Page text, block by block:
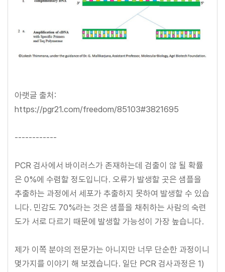
아랫글 출처:
https://pgr21.com/freedom/85103#3821695
------------
PCR 검사에서 바이러스가 존재하는데 검출이 않 될 확률
은 0%에 수렴할 정도입니다. 오류가 발생할 곳은 샘플을
추출하는 과정에서 세포가 추출하지 못하여 발생할 수 있습
니다. 민감도 70%라는 것은 샘플을 채취하는 사람의 숙련
도가 서로 다르기 때문에 발생할 가능성이 가장 높습니다.
제가 이쪽 분야의 전문가는 아니지만 너무 단순한 과정이니
몇가지를 이야기 해 보겠습니다. 일단 PCR 검사과정은 1)